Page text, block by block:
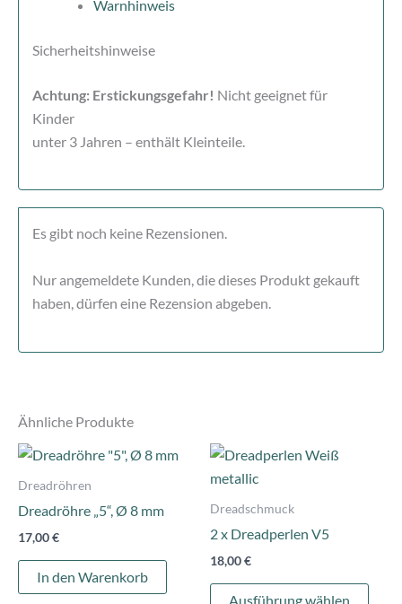
Warnhinweis
Sicherheitshinweise
Achtung: Erstickungsgefahr! Nicht geeignet für
Kinder
unter 3 Jahren – enthält Kleinteile.
Es gibt noch keine Rezensionen.
Nur angemeldete Kunden, die dieses Produkt gekauft
haben, dürfen eine Rezension abgeben.
Ähnliche Produkte
Dreadröhren
Dreadröhre „5“, Ø 8 mm
17,00€
In den Warenkorb
Dreadschmuck
2 x Dreadperlen V5
18,00€
Ausführung wählen